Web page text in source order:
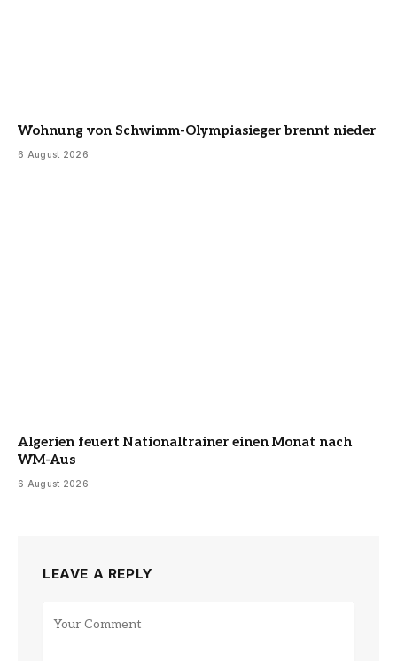
Wohnung von Schwimm-Olympiasieger brennt nieder
6 August 2026
Algerien feuert Nationaltrainer einen Monat nach
WM-Aus
6 August 2026
LEAVE A REPLY